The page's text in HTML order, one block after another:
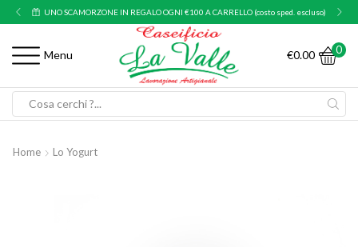
UNO SCAMORZONE IN REGALO OGNI €100 A CARRELLO (costo sped. escluso)
Menu €0.00 0
Home Lo Yogurt